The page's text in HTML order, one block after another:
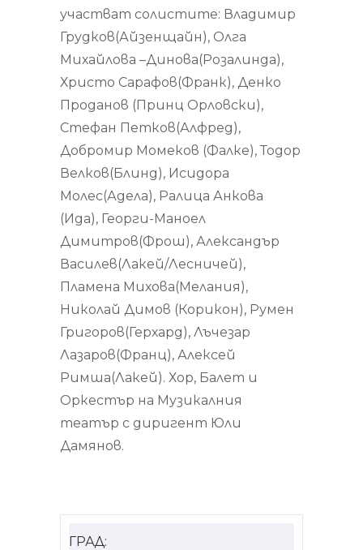
участват солистите: Владимир
Грудков(Айзенщайн), Олга
Михайлова –Динова(Розалинда),
Христо Сарафов(Франк), Денко
Проданов (Принц Орловски),
Стефан Петков(Алфред),
Добромир Момеков (Фалке), Тодор
Велков(Блинд), Исидора
Молес(Адела), Ралица Анкова
(Ида), Георги-Маноел
Димитров(Фрош), Александър
Василев(Лакей/Лесничей),
Пламена Михова(Мелания),
Николай Димов (Корикон), Румен
Григоров(Герхард), Лъчезар
Лазаров(Франц), Алексей
Римша(Лакей). Хор, Балет и
Оркестър на Музикалния
театър с диригент Юли
Дамянов.
ГРАД: